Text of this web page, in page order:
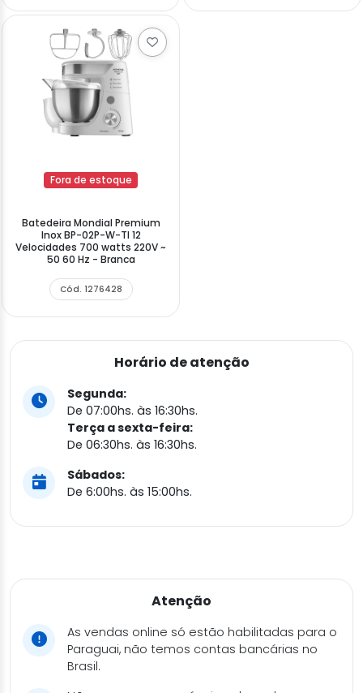
Fora de estoque
Batedeira Mondial Premium
Inox BP-02P-W-TI 12
Velocidades 700 watts 220V ~
50 60 Hz - Branca
Cód. 1276428
Horário de atenção
Segunda:
De 07:00hs. às 16:30hs.
Terça a sexta-feira:
De 06:30hs. às 16:30hs.
Sábados:
De 6:00hs. às 15:00hs.
Atenção
As vendas online só estão habilitadas para o
Paraguai, não temos contas bancárias no
Brasil.